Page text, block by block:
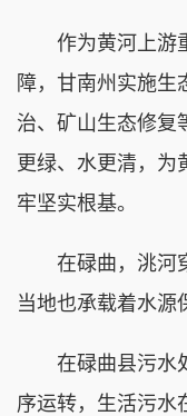
作为黄河上游重
障，甘南州实施生
治、矿山生态修复
更绿、水更清，为
牢坚实根基。
在碌曲，洮河穿
当地也承载着水源
在碌曲县污水处
序运转，生活污水